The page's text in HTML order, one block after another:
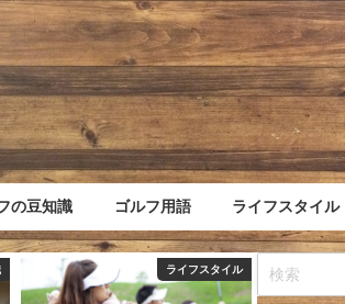
の豆知識 ゴルフ用語 ライフスタイル
ニュース